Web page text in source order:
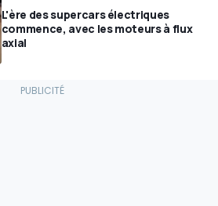
L'ère des supercars électriques
commence, avec les moteurs à flux
axial